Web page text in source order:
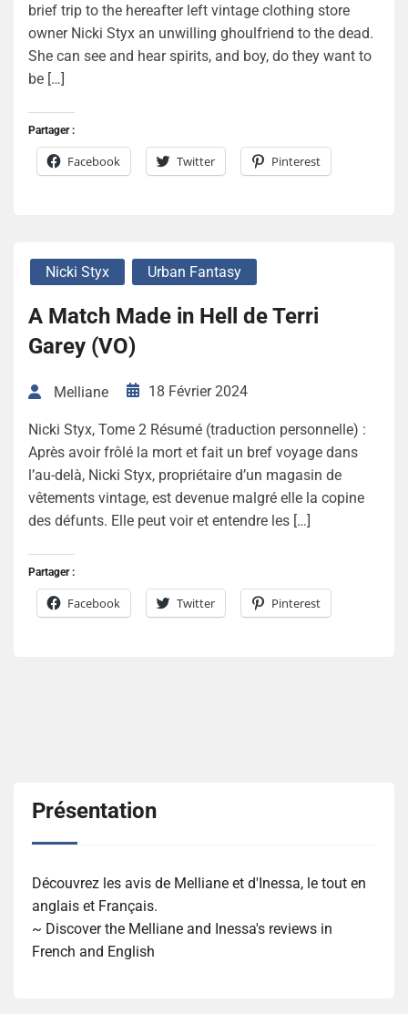
brief trip to the hereafter left vintage clothing store
owner Nicki Styx an unwilling ghoulfriend to the dead.
She can see and hear spirits, and boy, do they want to
be […]
Partager :
Facebook Twitter Pinterest
Nicki Styx Urban Fantasy
A Match Made in Hell de Terri
Garey (VO)
Melliane 18 Février 2024
Nicki Styx, Tome 2 Résumé (traduction personnelle) :
Après avoir frôlé la mort et fait un bref voyage dans
l’au-delà, Nicki Styx, propriétaire d’un magasin de
vêtements vintage, est devenue malgré elle la copine
des défunts. Elle peut voir et entendre les […]
Partager :
Facebook Twitter Pinterest
Présentation
Découvrez les avis de Melliane et d'Inessa, le tout en
anglais et Français.
~ Discover the Melliane and Inessa's reviews in
French and English